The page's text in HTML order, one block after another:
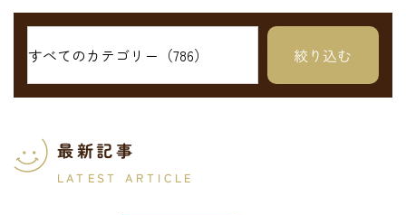
最新記事
LATEST ARTICLE